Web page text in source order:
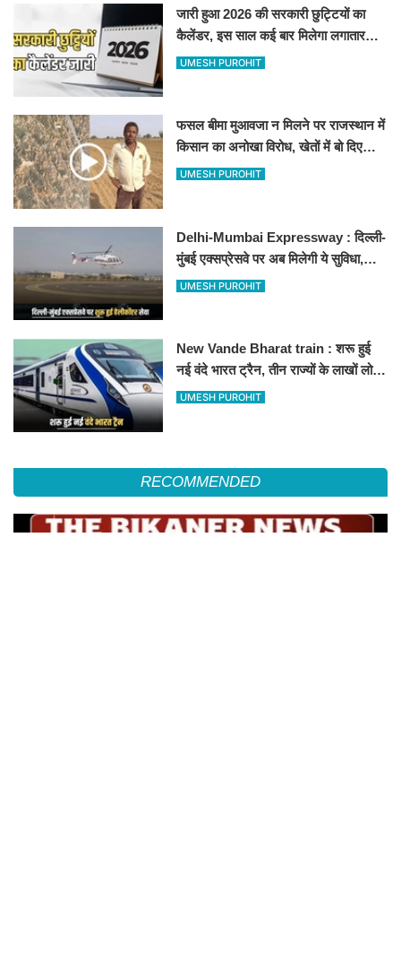
जारी हुआ 2026 की सरकारी छुट्टियों का
कैलेंडर, इस साल कई बार मिलेगा लगातार
अवकाश, देखें
UMESH PUROHIT
फसल बीमा मुआवजा न मिलने पर राजस्थान में
किसान का अनोखा विरोध, खेतों में बो दिए
500-500 रुपए के नोट, वीडियो वायरल
UMESH PUROHIT
Delhi-Mumbai Expressway : दिल्ली-
मुंबई एक्सप्रेसवे पर अब मिलेगी ये सुविधा,
हेलीकॉप्टर सर्विस से तुरंत घायल पहुंचेगा
UMESH PUROHIT
New Vande Bharat train : शरू हुई
नई वंदे भारत ट्रैन, तीन राज्यों के लाखों लोगों
का सफर होगा आसान, देखें पूरा रूटमैप
UMESH PUROHIT
RECOMMENDED